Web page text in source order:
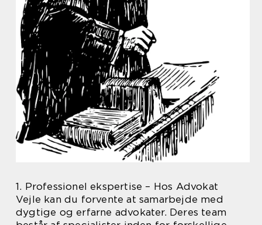
1. Professionel ekspertise – Hos Advokat
Vejle kan du forvente at samarbejde med
dygtige og erfarne advokater. Deres team